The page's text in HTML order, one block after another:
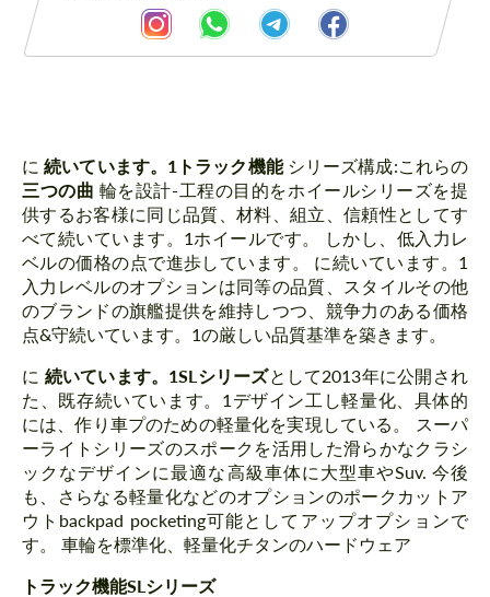
説明
に続いています。1トラック機能シリーズ構成:これらの
三つの曲 輪を設計-工程の目的をホイールシリーズを提
供するお客様に同じ品質、材料、組立、信頼性としてす
べて続いています。1ホイールです。 しかし、低入力レ
ベルの価格の点で進歩しています。 に続いています。1
入力レベルのオプションは同等の品質、スタイルその他
のブランドの旗艦提供を維持しつつ、競争力のある価格
点&守続いています。1の厳しい品質基準を築きます。
に 続いています。1SLシリーズとして2013年に公開され
た、既存続いています。1デザイン工し軽量化、具体的
には、作り車プのための軽量化を実現している。 スーパ
ーライトシリーズのスポークを活用した滑らかなクラシ
ックなデザインに最適な高級車体に大型車やSuv. 今後
も、さらなる軽量化などのオプションのポークカットア
ウトbackpad pocketing可能としてアップオプションで
す。 車輪を標準化、軽量化チタンのハードウェア
トラック機能SLシリーズ